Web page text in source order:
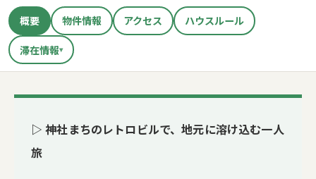
概要 物件情報 アクセス ハウスルール
滞在情報▾
▷ 神社まちのレトロビルで、地元に溶け込む一人
旅